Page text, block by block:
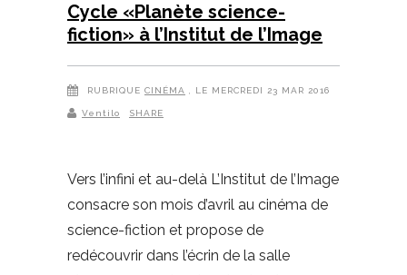
Cycle «Planète science-
fiction» à l’Institut de l’Image
RUBRIQUE CINÉMA , LE MERCREDI 23 MAR 2016
Ventilo SHARE
Vers l’infini et au-delà L’Institut de l’Image
consacre son mois d’avril au cinéma de
science-fiction et propose de
redécouvrir dans l’écrin de la salle